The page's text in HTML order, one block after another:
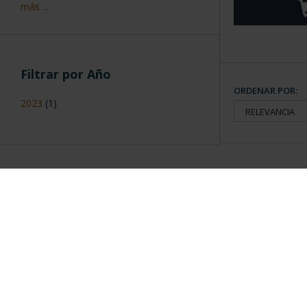
más ...
Filtrar por Año
2023 (1)
ORDENAR POR: